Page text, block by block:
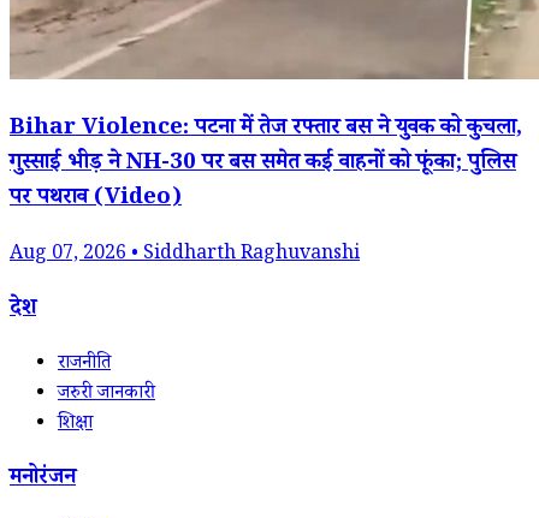
Bihar Violence: पटना में तेज रफ्तार बस ने युवक को कुचला,
गुस्साई भीड़ ने NH-30 पर बस समेत कई वाहनों को फूंका; पुलिस
पर पथराव (Video)
Aug 07, 2026 • Siddharth Raghuvanshi
देश
राजनीति
जरुरी जानकारी
शिक्षा
मनोरंजन